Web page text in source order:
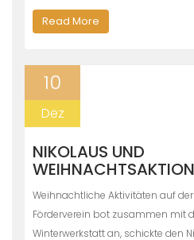
Read More
10
Dez
NIKOLAUS UND
Weihnachtliche Aktivitäten auf
Förderverein bot zusammen mit
Winterwerkstatt an, schickte den